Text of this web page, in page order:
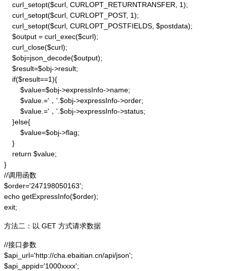
    curl_setopt($curl, CURLOPT_RETURNTRANSFER, 1);
    curl_setopt($curl, CURLOPT_POST, 1);
    curl_setopt($curl, CURLOPT_POSTFIELDS, $postdata);
    $output = curl_exec($curl);
    curl_close($curl);
    $obj=json_decode($output);
    $result=$obj->result;
    if($result==1){
        $value=$obj->expressInfo->name;
        $value.='，'.$obj->expressInfo->order;
        $value.='，'.$obj->expressInfo->status;
    }else{
        $value=$obj->flag;
    }
    return $value;
}
//调用函数
$order='247198050163';
echo getExpressInfo($order);
exit;
方法二：以 GET 方式请求数据
//接口参数
$api_url='http://cha.ebaitian.cn/api/json';
$api_appid='1000xxxx';